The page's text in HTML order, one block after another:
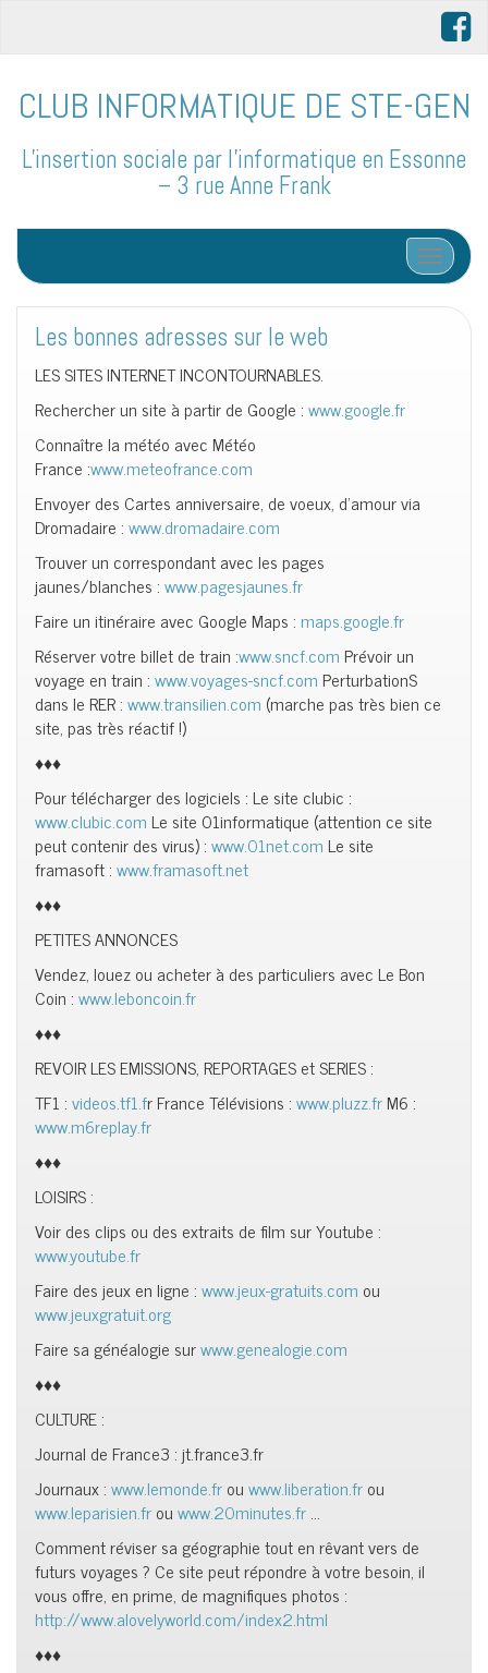
CLUB INFORMATIQUE DE STE-GEN
L'insertion sociale par l'informatique en Essonne
– 3 rue Anne Frank
Afficher/
Les bonnes adresses sur le web
LES SITES INTERNET INCONTOURNABLES.
Rechercher un site à partir de Google :www.google.fr
Connaître la météo avec Météo
France :www.meteofrance.com
Envoyer des Cartes anniversaire, de voeux, d’amour via
Dromadaire :www.dromadaire.com
Trouver un correspondant avec les pages
jaunes/blanches :www.pagesjaunes.fr
Faire un itinéraire avec Google Maps : maps.google.fr
Réserver votre billet de train :www.sncf.com Prévoir un
voyage en train :www.voyages-sncf.comPerturbationS
dans le RER :www.transilien.com (marche pas très bien ce
site, pas très réactif !)
♦♦♦
Pour télécharger des logiciels : Le site clubic :
www.clubic.com Le site 01informatique (attention ce site
peut contenir des virus) :www.01net.com Le site
framasoft :www.framasoft.net
♦♦♦
PETITES ANNONCES
Vendez, louez ou acheter à des particuliers avec Le Bon
Coin :www.leboncoin.fr
♦♦♦
REVOIR LES EMISSIONS, REPORTAGES et SERIES :
TF1 :videos.tf1.fr France Télévisions :www.pluzz.frM6 :
www.m6replay.fr
♦♦♦
LOISIRS :
Voir des clips ou des extraits de film sur Youtube :
www.youtube.fr
Faire des jeux en ligne :www.jeux-gratuits.com ou
www.jeuxgratuit.org
Faire sa généalogie surwww.genealogie.com
♦♦♦
CULTURE :
Journal de France3 : jt.france3.fr
Journaux :www.lemonde.frouwww.liberation.frou
www.leparisien.frouwww.20minutes.fr…
Comment réviser sa géographie tout en rêvant vers de
futurs voyages ? Ce site peut répondre à votre besoin, il
vous offre, en prime, de magnifiques photos :
http://www.alovelyworld.com/index2.html
♦♦♦